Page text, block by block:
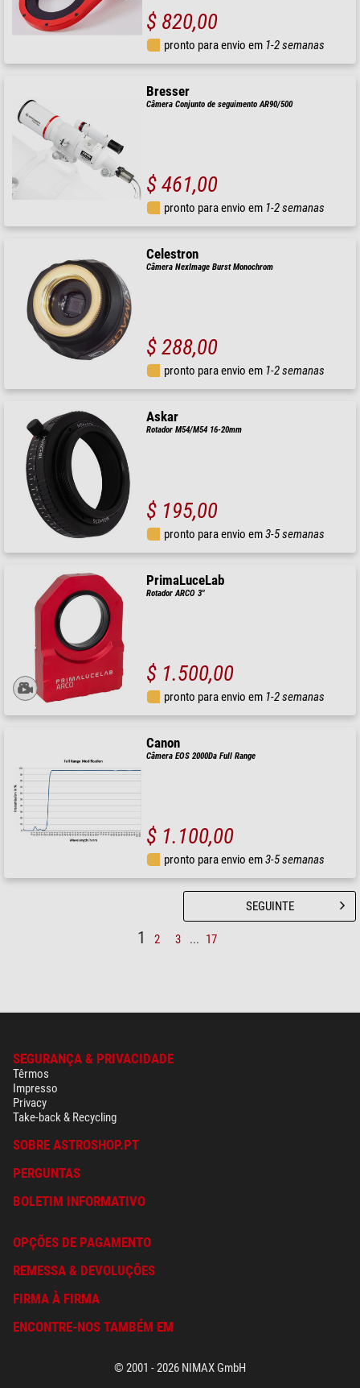
$ 820,00
pronto para envio em 1-2 semanas
Bresser
Câmera Conjunto de seguimento AR90/500
$ 461,00
pronto para envio em 1-2 semanas
Celestron
Câmera NexImage Burst Monochrom
$ 288,00
pronto para envio em 1-2 semanas
Askar
Rotador M54/M54 16-20mm
$ 195,00
pronto para envio em3-5 semanas
PrimaLuceLab
Rotador ARCO 3"
$ 1.500,00
pronto para envio em 1-2 semanas
Canon
Câmera EOS 2000Da Full Range
$ 1.100,00
pronto para envio em3-5 semanas
1 2 3 ... 17
SEGUINTE
SEGURANÇA & PRIVACIDADE
Têrmos
Impresso
Privacy
Take-back & Recycling
SOBRE ASTROSHOP.PT
PERGUNTAS
BOLETIM INFORMATIVO
OPÇÕES DE PAGAMENTO
REMESSA & DEVOLUÇÕES
FIRMA À FIRMA
ENCONTRE-NOS TAMBÉM EM
© 2001 - 2026 NIMAX GmbH